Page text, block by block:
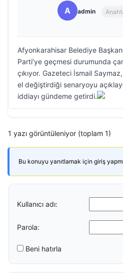
A admin
Afyonkarahisar Belediye
Parti’ye geçmesi durumunda
çıkıyor. Gazeteci İsmail
el değiştirdiği senaryoyu
iddiayı gündeme getirdi.
1 yazı görüntüleniyor (toplam 1)
Bu konuyu yanıtlamak için giriş
Kullanıcı adı:
Parola:
Beni hatırla